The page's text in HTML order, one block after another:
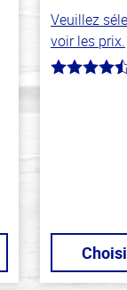
Veuillez
voir les prix.
4.7